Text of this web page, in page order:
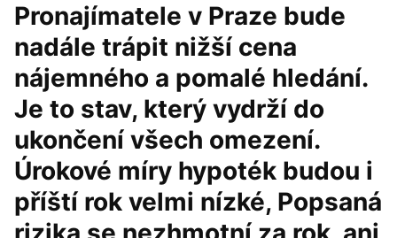
Pronajímatele v Praze bude
nadále trápit nižší cena
nájemného a pomalé hledání.
Je to stav, který vydrží do
ukončení všech omezení.
Úrokové míry hypoték budou i
příští rok velmi nízké, Popsaná